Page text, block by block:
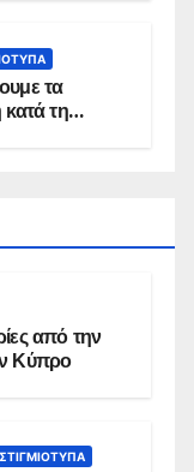
τα
τη
από την
Κύπρο
ΣΤΙΓΜΙΌΤΥΠΑ